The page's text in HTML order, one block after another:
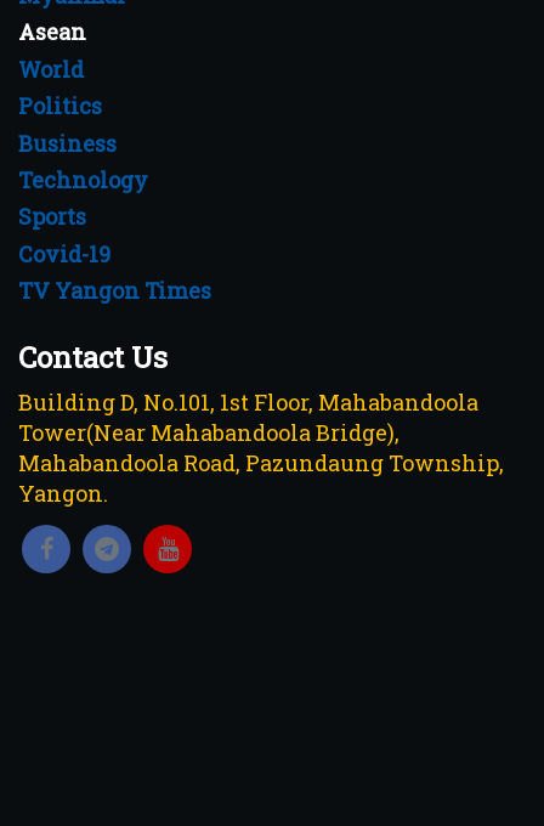
Asean
World
Politics
Business
Technology
Sports
Covid-19
TV Yangon Times
Contact Us
Building D, No.101, 1st Floor, Mahabandoola
Tower(Near Mahabandoola Bridge),
Mahabandoola Road, Pazundaung Township,
Yangon.